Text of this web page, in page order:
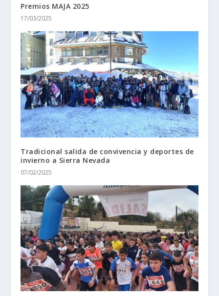
Premios MAJA 2025
17/03/2025
Tradicional salida de convivencia y deportes de
invierno a Sierra Nevada
07/02/2025